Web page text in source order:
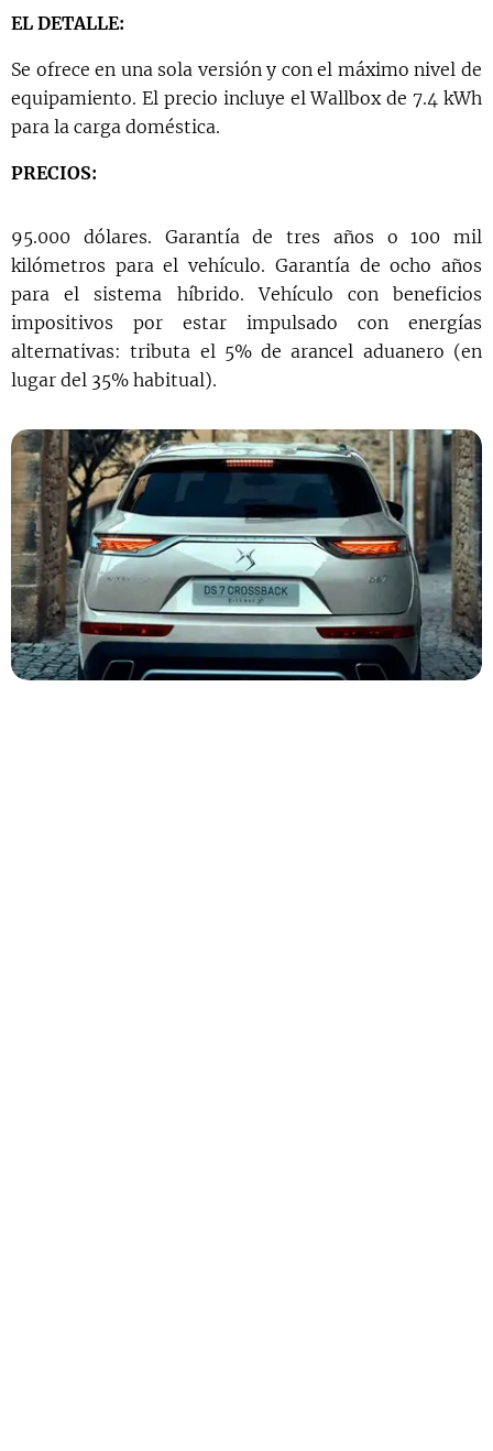
EL DETALLE:
Se ofrece en una sola versión y con el máximo nivel de
equipamiento. El precio incluye el Wallbox de 7.4 kWh
para la carga doméstica.
PRECIOS:
95.000 dólares. Garantía de tres años o 100 mil
kilómetros para el vehículo. Garantía de ocho años
para el sistema híbrido. Vehículo con beneficios
impositivos por estar impulsado con energías
alternativas: tributa el 5% de arancel aduanero (en
lugar del 35% habitual).